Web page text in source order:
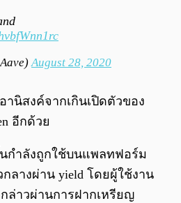
August 28, 2020
านิสงค์จากเกินเปิดตัวของ
อีกด้วย
กำลังถูกใช้บนแพลทฟอร์ม
กลางผ่าน yield โดยผู้ใช้งาน
ล่าวผ่านการฝากเหรียญ